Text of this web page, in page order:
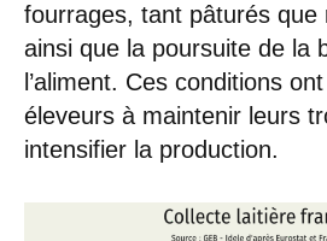
fourrages, tant pâturés que
ainsi que la poursuite de la
l’aliment. Ces conditions
éleveurs à maintenir leurs
intensifier la production.